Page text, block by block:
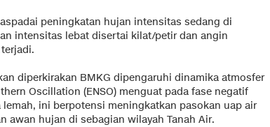
peningkatan hujan intensitas sedang di
intensitas lebat disertai kilat/petir dan angin
diperkirakan BMKG dipengaruhi dinamika atmosfer
Oscillation (ENSO) menguat pada fase negatif
ini berpotensi meningkatkan pasokan uap air
awan hujan di sebagian wilayah Tanah Air.